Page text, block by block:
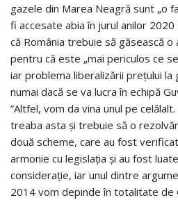
gazele din Marea Neagră sunt „o
fi accesate abia în jurul anilor
că România trebuie să găsească
pentru că este „mai periculos ce
iar problema liberalizării prețului
numai dacă se va lucra în echipă
”Altfel, vom da vina unul pe
treaba asta și trebuie să o
două scheme, care au fost
armonie cu legislația și au fost
considerație, iar unul dintre
2014 vom depinde în totalitate de